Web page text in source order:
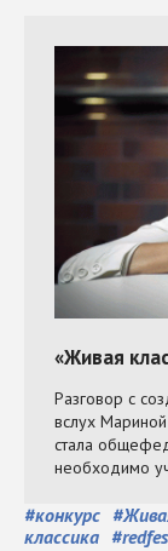
#конкурс #
классика #